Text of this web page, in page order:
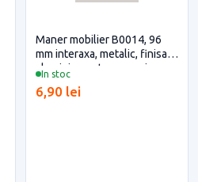
In stoc
Maner mobilier B0014, 96
mm interaxa, metalic, finisaj
aluminiu pentru casa si
6,90 lei